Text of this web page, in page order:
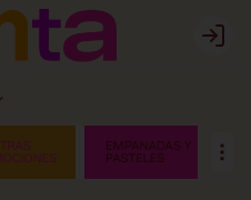
Login